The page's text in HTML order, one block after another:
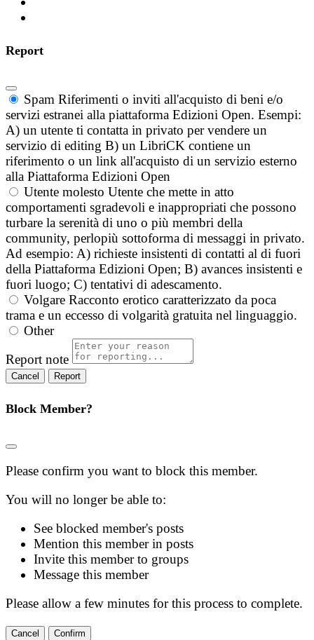
Report
Spam Riferimenti o inviti all'acquisto di beni e/o
servizi estranei alla piattaforma Edizioni Open. Esempi:
A) un utente ti contatta in privato per vendere un
servizio di editing B) un LibriCK contiene un
riferimento o un link all'acquisto di un servizio esterno
alla Piattaforma Edizioni Open
Utente molesto Utente che mette in atto
comportamenti sgradevoli e inappropriati che possono
turbare la serenità di uno o più membri della
community, perlopiù sottoforma di messaggi in privato.
Ad esempio: A) richieste insistenti di contatti al di fuori
della Piattaforma Edizioni Open; B) avances insistenti e
fuori luogo; C) tentativi di adescamento.
Volgare Racconto erotico caratterizzato da poca
trama e un eccesso di volgarità gratuita nel linguaggio.
Other
Report note
Report
Block Member?
Please confirm you want to block this member.
You will no longer be able to:
See blocked member's posts
Mention this member in posts
Invite this member to groups
Message this member
Please allow a few minutes for this process to complete.
Confirm